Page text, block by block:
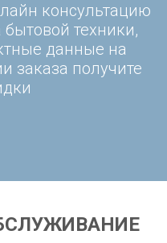
консультацию
техники,
данные на
заказа получите